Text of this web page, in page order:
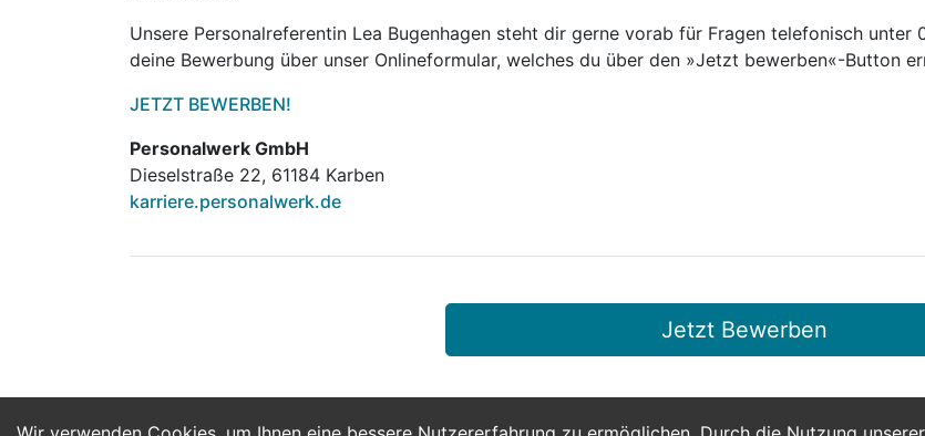
Unsere Personalreferentin Lea Bugenhagen steht dir gerne vorab für Fragen telefonisch
deine Bewerbung über unser Onlineformular, welches du über den »Jetzt bewerben«-Button
JETZT BEWERBEN!
Personalwerk GmbH
Dieselstraße 22, 61184 Karben
karriere.personalwerk.de
Jetzt Bewerben